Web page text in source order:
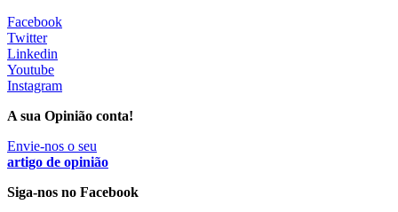
Quase 11.900 jovens recorreram aos cheques psicólogo e
nutricionista no primeiro mês
7 Ago, 2026
apoio robótico em Portugal
Facebook
Twitter
Linkedin
Youtube
Instagram
A sua Opinião conta!
Envie-nos o seu
artigo de opinião
Siga-nos no Facebook